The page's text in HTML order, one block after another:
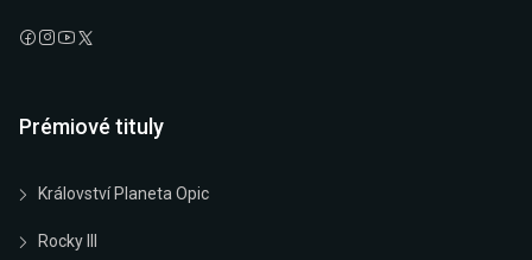
Prémiové tituly
Království Planeta Opic
Rocky III